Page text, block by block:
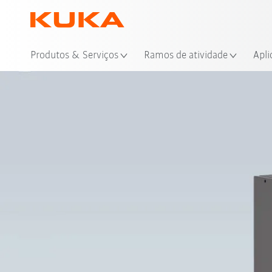
Produtos & Serviços Ramos de atividade